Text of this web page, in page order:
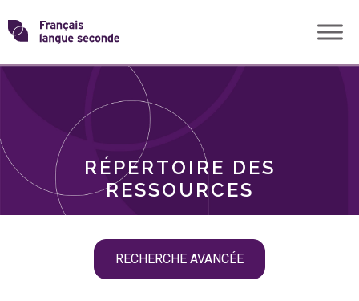
Skip
toTransformons
langue
RÉPERTOIRE DES
RESSOURCES
RECHERCHE AVANCÉE
THÈMES